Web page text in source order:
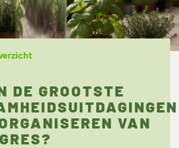
DE GROOTSTE
VAN